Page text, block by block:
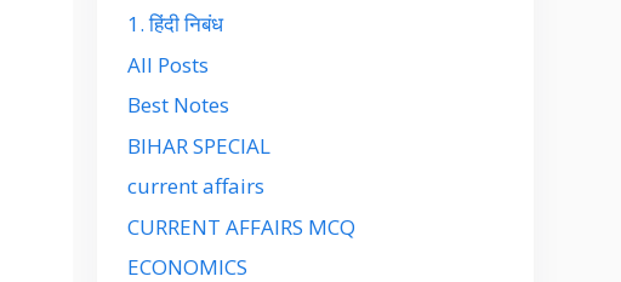
1. हिंदी निबंध
All Posts
Best Notes
BIHAR SPECIAL
current affairs
CURRENT AFFAIRS MCQ
ECONOMICS